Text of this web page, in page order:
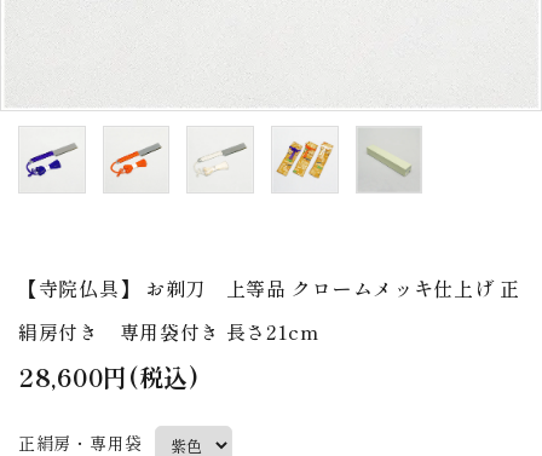
プライバシーポリシー
特定商取引法について
【寺院仏具】 お剃刀 上等品 クロームメッキ仕上げ 正
絹房付き 専用袋付き 長さ21cm
28,600円(税込)
正絹房・専用袋